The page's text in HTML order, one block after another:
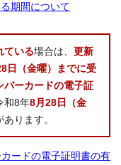
期間について
ている場合は、 更新
日（金曜）までに受
バーカードの電子証
和8年8月28日（金
ります。
ードの電子証明書の有